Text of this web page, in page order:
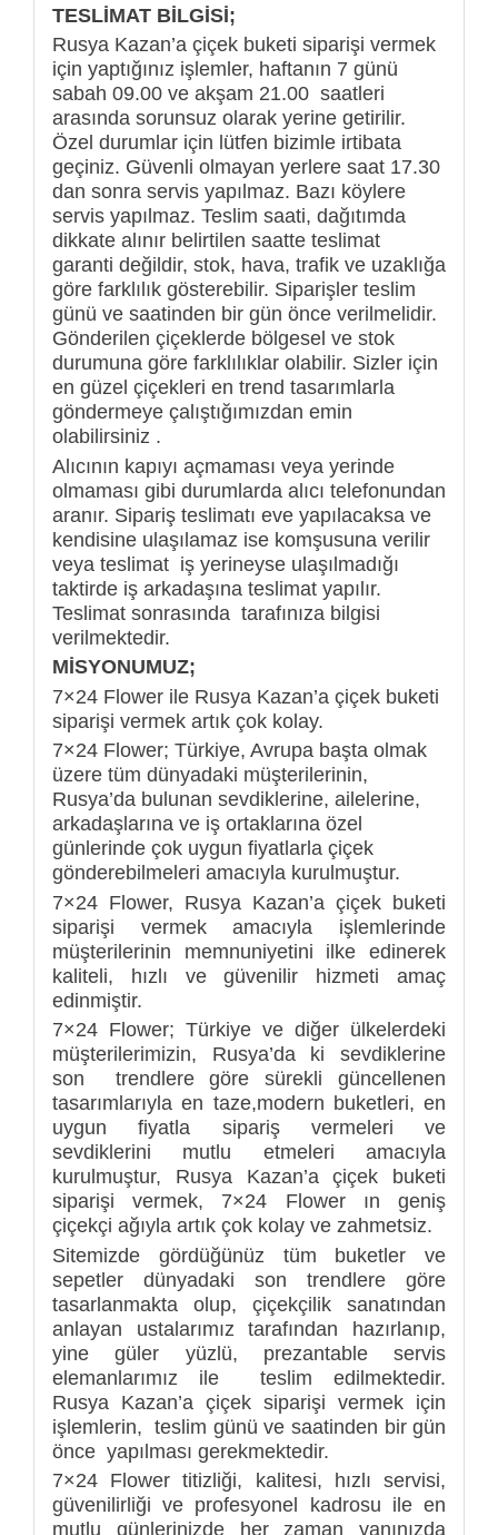
TESLİMAT BİLGİSİ;
Rusya Kazan’a çiçek buketi siparişi vermek
için yaptığınız işlemler, haftanın 7 günü
sabah 09.00 ve akşam 21.00 saatleri
arasında sorunsuz olarak yerine getirilir.
Özel durumlar için lütfen bizimle irtibata
geçiniz. Güvenli olmayan yerlere saat 17.30
dan sonra servis yapılmaz. Bazı köylere
servis yapılmaz. Teslim saati, dağıtımda
dikkate alınır belirtilen saatte teslimat
garanti değildir, stok, hava, trafik ve uzaklığa
göre farklılık gösterebilir. Siparişler teslim
günü ve saatinden bir gün önce verilmelidir.
Gönderilen çiçeklerde bölgesel ve stok
durumuna göre farklılıklar olabilir. Sizler için
en güzel çiçekleri en trend tasarımlarla
göndermeye çalıştığımızdan emin
olabilirsiniz .
Alıcının kapıyı açmaması veya yerinde
olmaması gibi durumlarda alıcı telefonundan
aranır. Sipariş teslimatı eve yapılacaksa ve
kendisine ulaşılamaz ise komşusuna verilir
veya teslimat iş yerineyse ulaşılmadığı
taktirde iş arkadaşına teslimat yapılır.
Teslimat sonrasında tarafınıza bilgisi
verilmektedir.
MİSYONUMUZ;
7×24 Flower ile Rusya Kazan’a çiçek buketi
siparişi vermek artık çok kolay.
7×24 Flower; Türkiye, Avrupa başta olmak
üzere tüm dünyadaki müşterilerinin,
Rusya’da bulunan sevdiklerine, ailelerine,
arkadaşlarına ve iş ortaklarına özel
günlerinde çok uygun fiyatlarla çiçek
gönderebilmeleri amacıyla kurulmuştur.
7×24 Flower, Rusya Kazan’a çiçek buketi
siparişi vermek amacıyla işlemlerinde
müşterilerinin memnuniyetini ilke edinerek
kaliteli, hızlı ve güvenilir hizmeti amaç
edinmiştir.
7×24 Flower; Türkiye ve diğer ülkelerdeki
müşterilerimizin, Rusya’da ki sevdiklerine
son trendlere göre sürekli güncellenen
tasarımlarıyla en taze,modern buketleri, en
uygun fiyatla sipariş vermeleri ve
sevdiklerini mutlu etmeleri amacıyla
kurulmuştur, Rusya Kazan’a çiçek buketi
siparişi vermek, 7×24 Flower ın geniş
çiçekçi ağıyla artık çok kolay ve zahmetsiz.
Sitemizde gördüğünüz tüm buketler ve
sepetler dünyadaki son trendlere göre
tasarlanmakta olup, çiçekçilik sanatından
anlayan ustalarımız tarafından hazırlanıp,
yine güler yüzlü, prezantable servis
elemanlarımız ile teslim edilmektedir.
Rusya Kazan’a çiçek siparişi vermek için
işlemlerin, teslim günü ve saatinden bir gün
önce yapılması gerekmektedir.
7×24 Flower titizliği, kalitesi, hızlı servisi,
güvenilirliği ve profesyonel kadrosu ile en
mutlu günlerinizde her zaman yanınızda